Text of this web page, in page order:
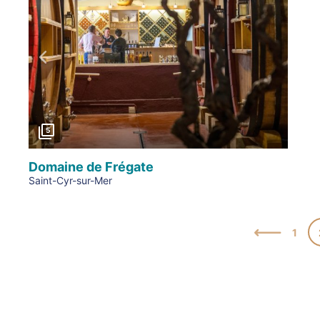
Précédent
5
Domaine de Frégate
Saint-Cyr-sur-Mer
1